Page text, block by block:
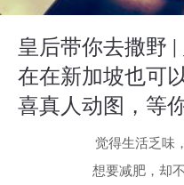
皇后带你去撒野
在在新加坡也可
喜真人动图，等
觉得生活乏味
想要减肥，却